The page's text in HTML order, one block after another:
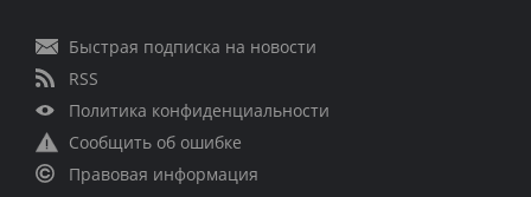
Быстрая подписка на новости
RSS
Политика конфиденциальности
Сообщить об ошибке
Правовая информация